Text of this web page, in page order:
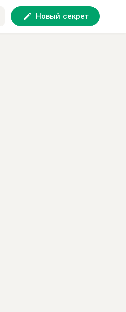
Новый секрет